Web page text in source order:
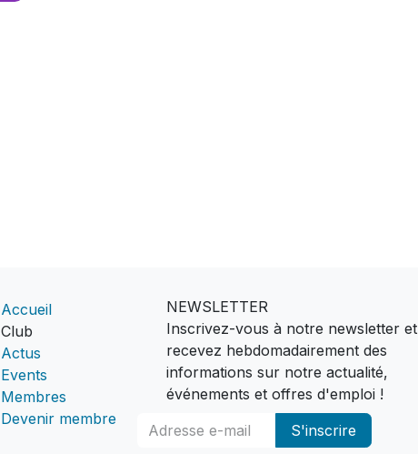
Accueil
Club
Actus
Events
Membres
Devenir membre
NEWSLETTER
Inscrivez-vous à notre newsletter et
recevez hebdomadairement des
informations sur notre actualité,
événements et offres d'emploi !
S'inscrire